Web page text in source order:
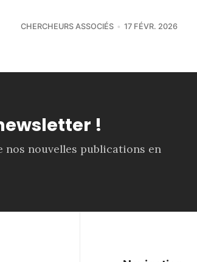
CHERCHEURS ASSOCIÉS 17 FÉVR. 2026
!
nos nouvelles publications en